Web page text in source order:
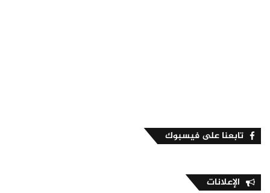
تابعنا على فيسبوك
الإعلانات